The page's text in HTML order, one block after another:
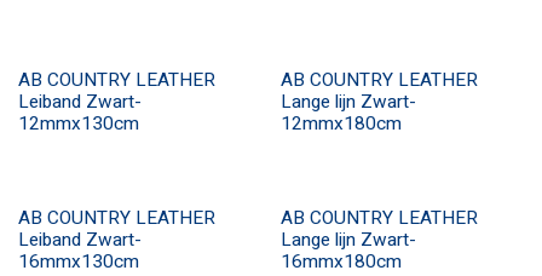
AB COUNTRY LEATHER
Leiband Zwart-
12mmx130cm
AB COUNTRY LEATHER
Lange lijn Zwart-
12mmx180cm
AB COUNTRY LEATHER
Leiband Zwart-
16mmx130cm
AB COUNTRY LEATHER
Lange lijn Zwart-
16mmx180cm